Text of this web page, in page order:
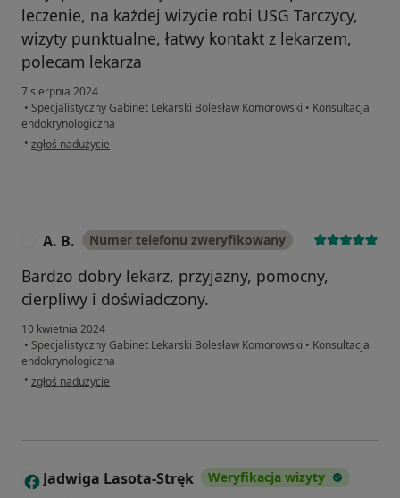
leczenie, na każdej wizycie robi USG Tarczycy,
wizyty punktualne, łatwy kontakt z lekarzem,
polecam lekarza
7 sierpnia 2024
• Specjalistyczny Gabinet Lekarski Bolesław Komorowski • Konsultacja
endokrynologiczna
• w opinii użytkownika SJ
zgłoś nadużycie
A. B. Numer telefonu zweryfikowany
Bardzo dobry lekarz, przyjazny, pomocny,
cierpliwy i doświadczony.
10 kwietnia 2024
• Specjalistyczny Gabinet Lekarski Bolesław Komorowski • Konsultacja
endokrynologiczna
• w opinii użytkownika A. B.
zgłoś nadużycie
J Jadwiga Lasota-Stręk Weryfikacja wizyty